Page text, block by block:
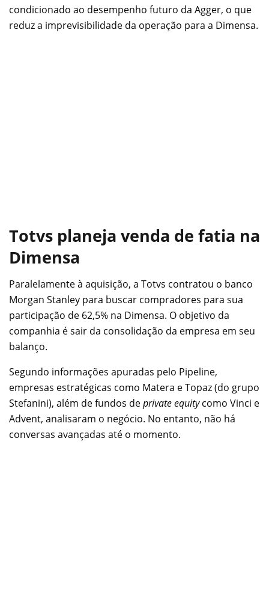
condicionado ao desempenho futuro da Agger, o que
reduz a imprevisibilidade da operação para a Dimensa.
Totvs planeja venda de fatia na
Dimensa
Paralelamente à aquisição, a Totvs contratou o banco
Morgan Stanley para buscar compradores para sua
participação de 62,5% na Dimensa. O objetivo da
companhia é sair da consolidação da empresa em seu
balanço.
Segundo informações apuradas pelo Pipeline,
empresas estratégicas como Matera e Topaz (do grupo
Stefanini), além de fundos deprivate equitycomo Vinci e
Advent, analisaram o negócio. No entanto, não há
conversas avançadas até o momento.